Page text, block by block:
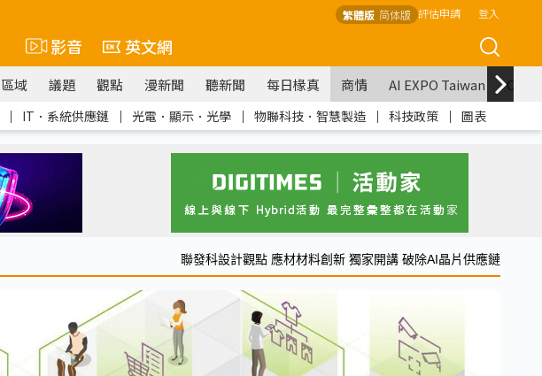
繁體版 简体版 評估申請 登入
影音 英文網
區域 議題 觀點 漫新聞 聽新聞 每日椽真 商情 AI EXPO Taiwan
｜ IT．系統供應鏈 ｜ 光電．顯示．光學 ｜ 物聯科技．智慧製造 ｜ 科技政策 ｜ 圖表
聯發科設計觀點 應材材料創新 獨家開講 破除AI晶片供應鏈